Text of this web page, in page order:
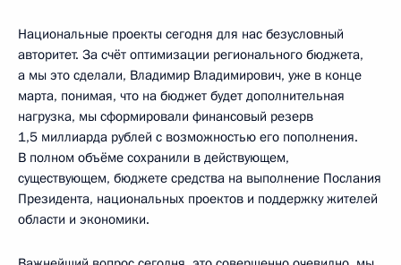
Национальные проекты сегодня для нас безусловный
авторитет. За счёт оптимизации регионального бюджета,
а мы это сделали, Владимир Владимирович, уже в конце
марта, понимая, что на бюджет будет дополнительная
нагрузка, мы сформировали финансовый резерв
1,5 миллиарда рублей с возможностью его пополнения.
В полном объёме сохранили в действующем,
существующем, бюджете средства на выполнение Послания
Президента, национальных проектов и поддержку жителей
области и экономики.